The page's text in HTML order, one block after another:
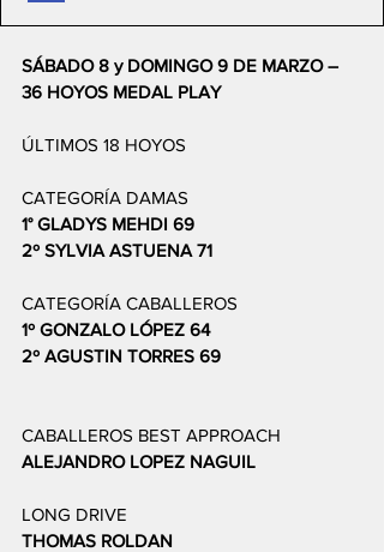
SÁBADO 8 y DOMINGO 9 DE MARZO –
36 HOYOS MEDAL PLAY
ÚLTIMOS 18 HOYOS
1° GLADYS MEHDI 69
2º SYLVIA ASTUENA 71
CATEGORÍA CABALLEROS
1º GONZALO LÓPEZ 64
2º AGUSTIN TORRES 69
CABALLEROS BEST APPROACH
ALEJANDRO LOPEZ NAGUIL
LONG DRIVE
THOMAS ROLDAN